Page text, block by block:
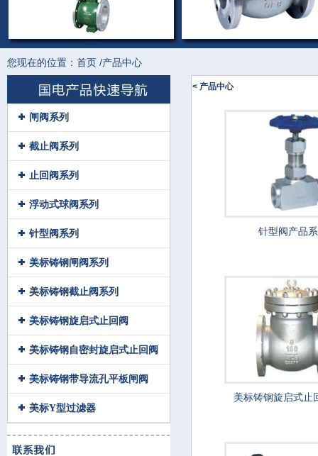
您现在的位置： 首页 /产品中心
< 产品中心
针型阀产品
美标铸钢旋启式止
闸阀系列
截止阀系列
止回阀系列
浮动式球阀系列
针型阀系列
美标铸钢闸阀系列
美标铸钢截止阀系列
美标铸钢旋启式止回阀
美标铸钢自密封旋启式止回阀
美标铸钢带导流孔平板闸阀
美标Y型过滤器